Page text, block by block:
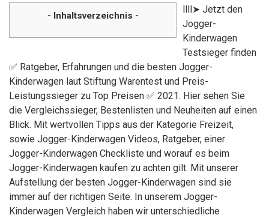
- Inhaltsverzeichnis -
llll➤ Jetzt den
Jogger-
Kinderwagen
Testsieger finden
✅ Ratgeber, Erfahrungen und die besten Jogger-
Kinderwagen laut Stiftung Warentest und Preis-
Leistungssieger zu Top Preisen ✅ 2021. Hier sehen Sie
die Vergleichssieger, Bestenlisten und Neuheiten auf einen
Blick. Mit wertvollen Tipps aus der Kategorie Freizeit,
sowie Jogger-Kinderwagen Videos, Ratgeber, einer
Jogger-Kinderwagen Checkliste und worauf es beim
Jogger-Kinderwagen kaufen zu achten gilt. Mit unserer
Aufstellung der besten Jogger-Kinderwagen sind sie
immer auf der richtigen Seite. In unserem Jogger-
Kinderwagen Vergleich haben wir unterschiedliche